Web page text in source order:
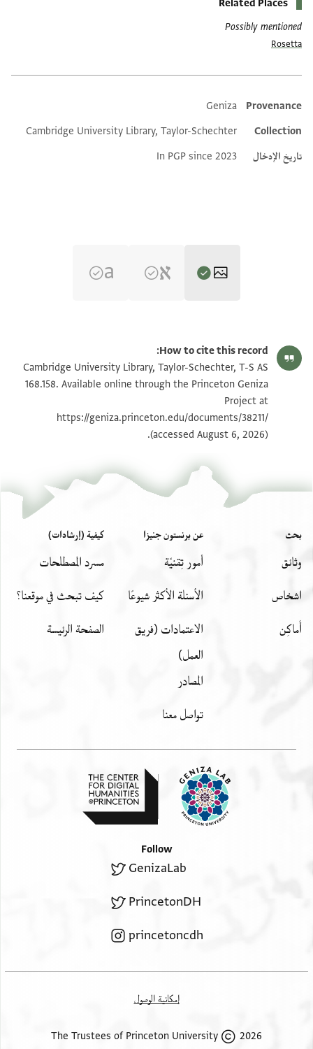
Related Places
Possibly mentioned
Rosetta
Additional metadata
Provenance
Geniza
Collection
Cambridge University Library, Taylor-Schechter
تاريخ الإدخال
In PGP since 2023
T-S AS 168.158 1v تكبير و تدوير
بيان أذونات الصورة
How to cite this record:
Cambridge University Library, Taylor-Schechter, T-S AS
168.158. Available online through the Princeton Geniza
Project at
https://geniza.princeton.edu/documents/38211/
(accessed August 6, 2026).
بحث
وثائق
اشخاص
أَماكِن
عن برنستون جنيزا
أمور تِقنيّة
الأسئلة الأكثر شيوعًا
الاعتمادات (فريق
العمل)
المصادر
تواصل معنا
كيفية (إرشادات)
مسرد المصطلحات
كيف تبحث في موقعنا؟
الصفحة الرئيسة
Follow
GenizaLab
PrincetonDH
princetoncdh
إمكانية الوصول
2026 The Trustees of Princeton University